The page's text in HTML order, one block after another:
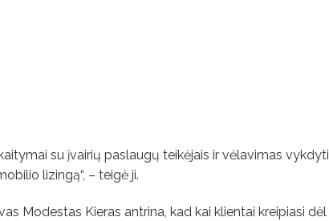
su įvairių paslaugų teikėjais ir vėlavimas vykdyti
lizingą“, – teigė ji.
Modestas Kieras antrina, kad kai klientai kreipiasi dėl